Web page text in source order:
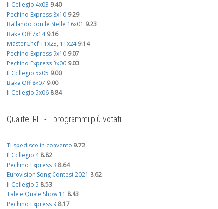
Il Collegio 4x03 9.40
Pechino Express 8x10 9.29
Ballando con le Stelle 16x01 9.23
Bake Off 7x14 9.16
MasterChef 11x23, 11x24 9.14
Pechino Express 9x10 9.07
Pechino Express 8x06 9.03
Il Collegio 5x05 9.00
Bake Off 8x07 9.00
Il Collegio 5x06 8.84
Qualitel RH - I programmi più votati
Ti spedisco in convento 9.72
Il Collegio 4 8.82
Pechino Express 8 8.64
Eurovision Song Contest 2021 8.62
Il Collegio 5 8.53
Tale e Quale Show 11 8.43
Pechino Express 9 8.17